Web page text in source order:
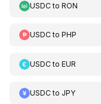
USDCto RON
USDCto PHP
USDCto EUR
USDCto JPY